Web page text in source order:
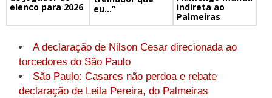
elenco para 2026
eu…”
indireta ao
Palmeiras
A declaração de Nilson Cesar direcionada ao
torcedores do São Paulo
São Paulo: Casares não perdoa e rebate
declaração de Leila Pereira, do Palmeiras